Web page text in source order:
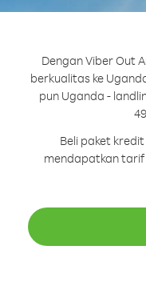
Dengan Viber Out
berkualitas ke
pun Uganda -
Beli paket
mendapatkan